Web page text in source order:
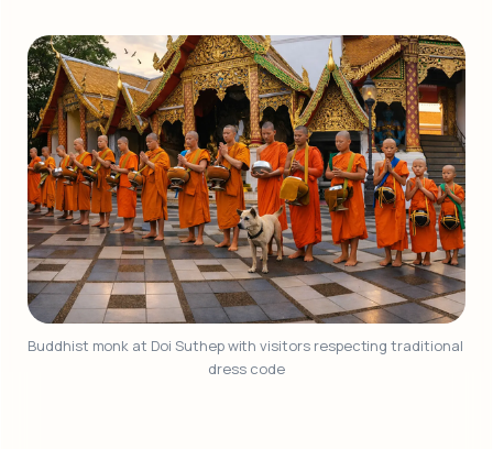
Buddhist monk at Doi Suthep with visitors respecting traditional
dress code